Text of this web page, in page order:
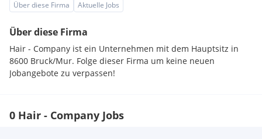
Über diese Firma Aktuelle Jobs
Über diese Firma
Hair - Company ist ein Unternehmen mit dem Hauptsitz in
8600 Bruck/Mur. Folge dieser Firma um keine neuen
Jobangebote zu verpassen!
0 Hair - Company Jobs